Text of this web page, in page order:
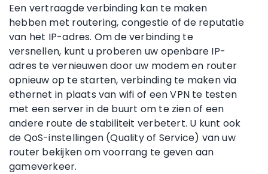
Een vertraagde verbinding kan te maken
hebben met routering, congestie of de reputatie
van het IP-adres. Om de verbinding te
versnellen, kunt u proberen uw openbare IP-
adres te vernieuwen door uw modem en router
opnieuw op te starten, verbinding te maken via
ethernet in plaats van wifi of een VPN te testen
met een server in de buurt om te zien of een
andere route de stabiliteit verbetert. U kunt ook
de QoS-instellingen (Quality of Service) van uw
router bekijken om voorrang te geven aan
gameverkeer.